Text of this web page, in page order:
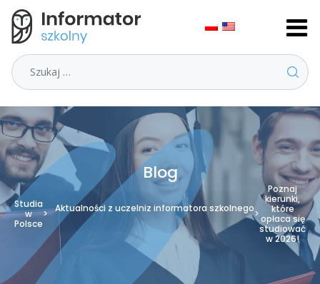
Szukaj
Blog
Studia
w
Polsce
> Aktualności z uczelniz informatora szkolnego>
Poznaj
kierunki,
które
opłaca się
studiować
w 2026!